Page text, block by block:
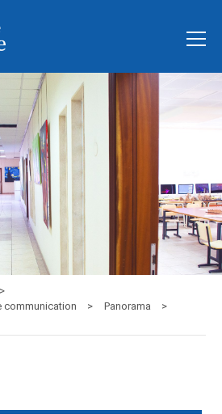
communication
Panorama